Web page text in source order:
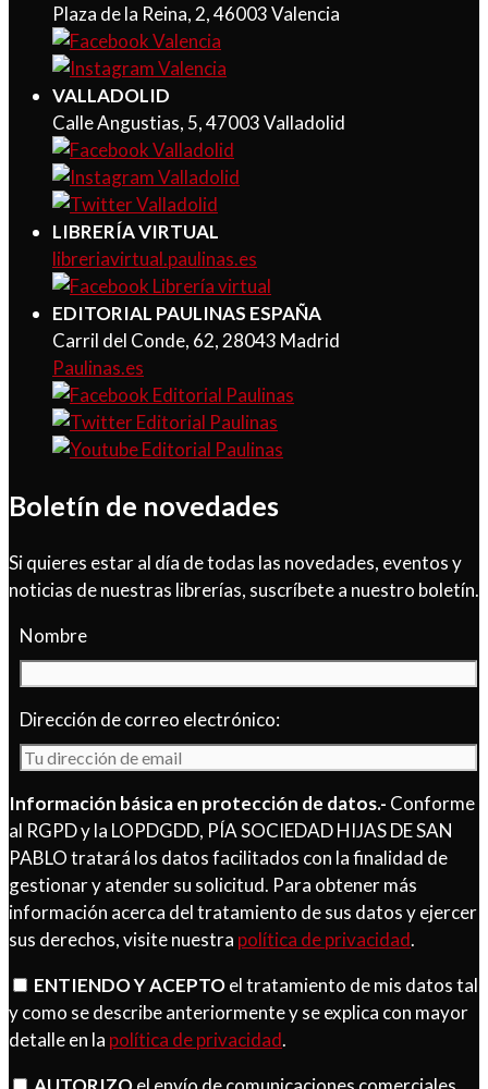
Plaza de la Reina, 2, 46003 Valencia
VALLADOLID
Calle Angustias, 5, 47003 Valladolid
LIBRERÍA VIRTUAL
libreriavirtual.paulinas.es
EDITORIAL PAULINAS ESPAÑA
Carril del Conde, 62, 28043 Madrid
Paulinas.es
Boletín de novedades
Si quieres estar al día de todas las novedades, eventos y
noticias de nuestras librerías, suscríbete a nuestro boletín.
Nombre
Dirección de correo electrónico:
Información básica en protección de datos.- Conforme
al RGPD y la LOPDGDD, PÍA SOCIEDAD HIJAS DE SAN
PABLO tratará los datos facilitados con la finalidad de
gestionar y atender su solicitud. Para obtener más
información acerca del tratamiento de sus datos y ejercer
sus derechos, visite nuestra política de privacidad.
ENTIENDO Y ACEPTOel tratamiento de mis datos tal
y como se describe anteriormente y se explica con mayor
detalle en la política de privacidad.